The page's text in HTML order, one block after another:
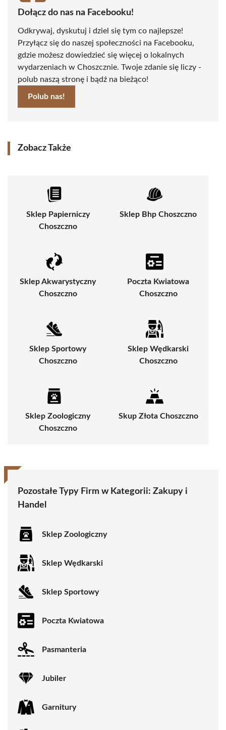
Dołącz do nas na Facebooku!
Odkrywaj, dyskutuj i dziel się tym co najlepsze!
Przyłącz się do naszej społeczności na Facebooku,
gdzie możesz dowiedzieć się więcej o lokalnych
wydarzeniach w Choszcznie. Twoje zdanie się liczy -
polub naszą stronę i bądź na bieżąco!
Polub nas!
Zobacz Także
Sklep Papierniczy
Choszczno
Sklep Bhp Choszczno
Sklep Akwarystyczny
Choszczno
Poczta Kwiatowa
Choszczno
Sklep Sportowy
Choszczno
Sklep Wędkarski
Choszczno
Sklep Zoologiczny
Choszczno
Skup Złota Choszczno
Pozostałe Typy Firm w Kategorii: Zakupy i
Handel
Sklep Zoologiczny
Sklep Wędkarski
Sklep Sportowy
Poczta Kwiatowa
Pasmanteria
Jubiler
Garnitury